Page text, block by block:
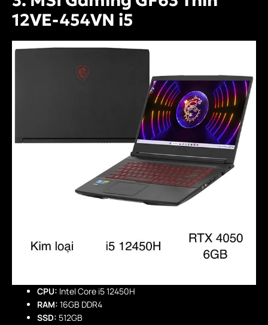
12VE-454VN i5
CPU: Intel Core i5 12450H
RAM: 16GB DDR4
SSD: 512GB